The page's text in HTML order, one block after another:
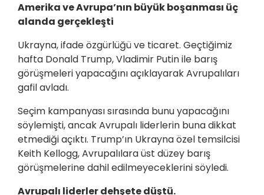
Amerika ve Avrupa’nın büyük boşanması üç
alanda gerçekleşti
Ukrayna, ifade özgürlüğü ve ticaret. Geçtiğimiz
hafta Donald Trump, Vladimir Putin ile barış
görüşmeleri yapacağını açıklayarak Avrupalıları
gafil avladı.
Seçim kampanyası sırasında bunu yapacağını
söylemişti, ancak Avrupalı liderlerin buna dikkat
etmediği açıktı. Trump’ın Ukrayna özel temsilcisi
Keith Kellogg, Avrupalılara üst düzey barış
görüşmelerine dahil edilmeyeceklerini söyledi.
Avrupalı liderler dehşete düştü.